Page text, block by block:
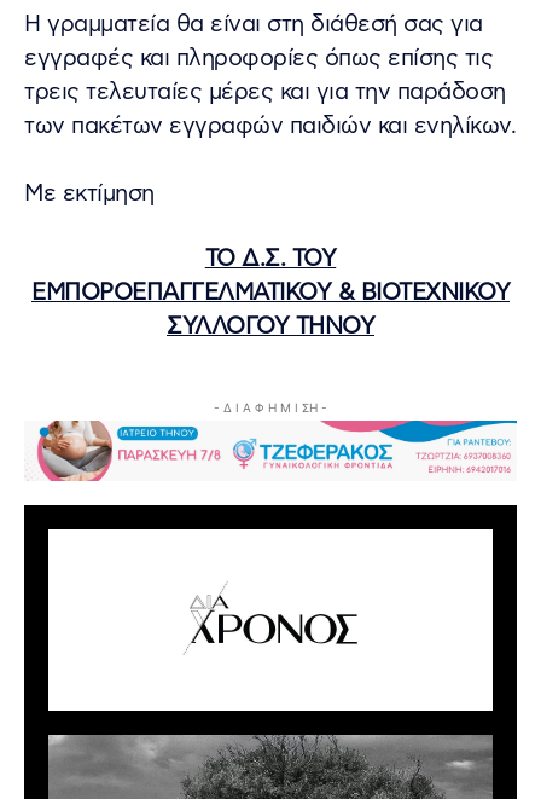
Η γραμματεία θα είναι στη διάθεσή σας για
εγγραφές και πληροφορίες όπως επίσης τις
τρεις τελευταίες μέρες και για την παράδοση
των πακέτων εγγραφών παιδιών και ενηλίκων.
Με εκτίμηση
ΤΟ Δ.Σ. ΤΟΥ
ΕΜΠΟΡΟΕΠΑΓΓΕΛΜΑΤΙΚΟΥ & ΒΙΟΤΕΧΝΙΚΟΥ
ΣΥΛΛΟΓΟΥ ΤΗΝΟΥ
- Δ Ι Α Φ Η Μ Ι ΣΗ -